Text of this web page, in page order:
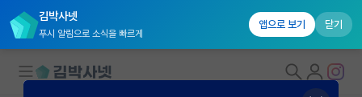
김박사넷
푸시 알림으로 소식을 빠르게
앱으로 보기 닫기